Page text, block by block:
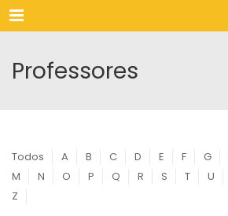
Menu
Professores
Todos A B C D E F G
M
N O P Q R S T U
Z